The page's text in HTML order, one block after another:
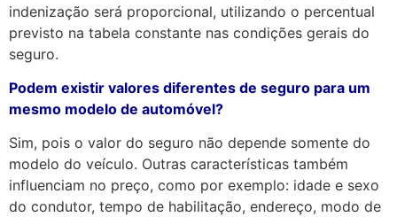
indenização será proporcional, utilizando o percentual
previsto na tabela constante nas condições gerais do
seguro.
Podem existir valores diferentes de seguro para um
mesmo modelo de automóvel?
Sim, pois o valor do seguro não depende somente do
modelo do veículo. Outras características também
influenciam no preço, como por exemplo: idade e sexo
do condutor, tempo de habilitação, endereço, modo de